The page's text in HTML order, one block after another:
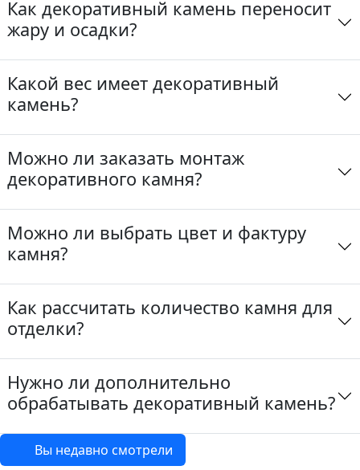
Как декоративный камень переносит
жару и осадки?
Какой вес имеет декоративный
камень?
Можно ли заказать монтаж
декоративного камня?
Можно ли выбрать цвет и фактуру
камня?
Как рассчитать количество камня для
отделки?
Нужно ли дополнительно
обрабатывать декоративный камень?
Вы недавно смотрели